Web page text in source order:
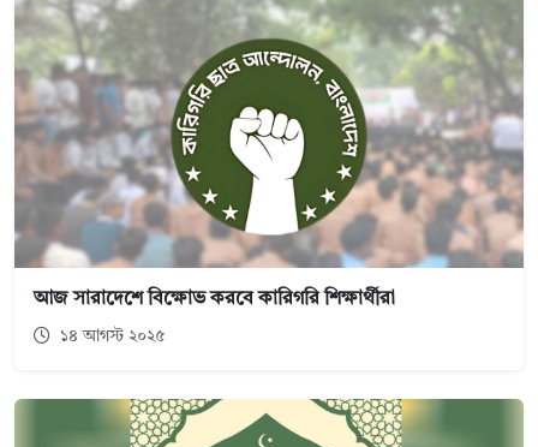
আজ সারাদেশে বিক্ষোভ করবে কারিগরি শিক্ষার্থীরা
১৪ আগস্ট ২০২৫